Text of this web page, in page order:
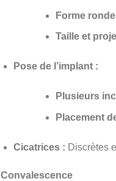
Forme
Taille et
Pose de l’implant :
Plusieurs
Placement
Cicatrices : Discrètes
Convalescence